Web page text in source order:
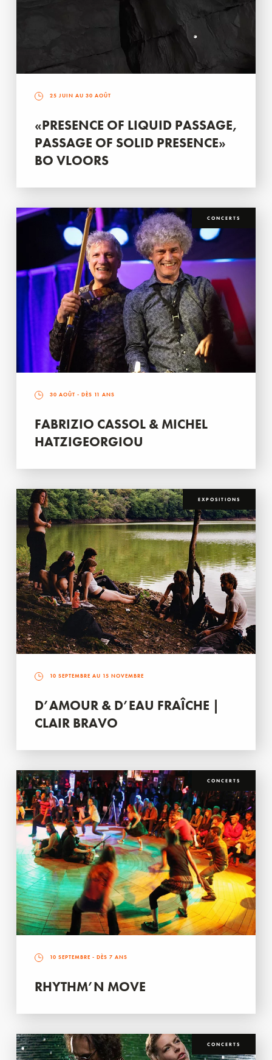
25 JUIN AU 30 AOÛT
«PRESENCE OF LIQUID PASSAGE,
PASSAGE OF SOLID PRESENCE»
BO VLOORS
CONCERTS
30 AOÛT - DÈS 11 ANS
FABRIZIO CASSOL & MICHEL
HATZIGEORGIOU
EXPOSITIONS
10 SEPTEMBRE AU 15 NOVEMBRE
D’AMOUR & D’EAU FRAÎCHE |
CLAIR BRAVO
CONCERTS
10 SEPTEMBRE - DÈS 7 ANS
RHYTHM’N MOVE
CONCERTS